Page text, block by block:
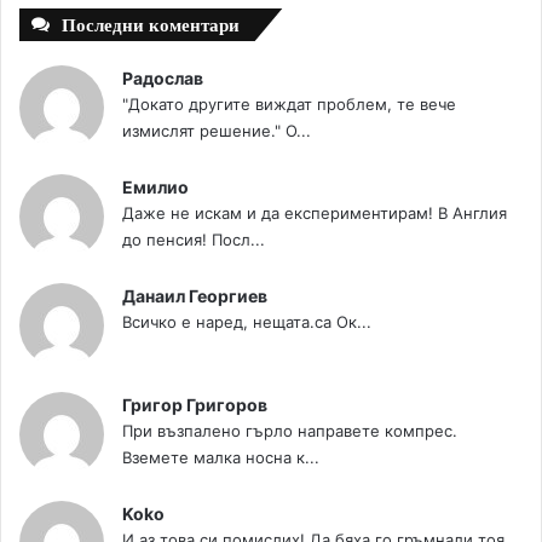
Последни коментари
Радослав
"Докато другите виждат проблем, те вече
измислят решение." О...
Емилио
Даже не искам и да експериментирам! В Англия
до пенсия! Посл...
Данаил Георгиев
Всичко е наред, нещата.са Ок...
Григор Григоров
При възпалено гърло направете компрес.
Вземете малка носна к...
Koko